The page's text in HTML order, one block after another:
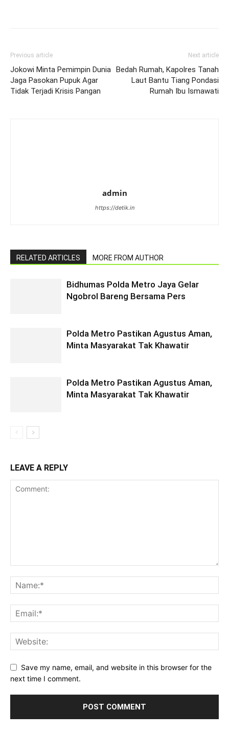
Previous article
Jokowi Minta Pemimpin Dunia
Jaga Pasokan Pupuk Agar
Tidak Terjadi Krisis Pangan
Next article
Bedah Rumah, Kapolres Tanah
Laut Bantu Tiang Pondasi
Rumah Ibu Ismawati
admin
https://detik.in
RELATED ARTICLES MORE FROM AUTHOR
Bidhumas Polda Metro Jaya Gelar
Ngobrol Bareng Bersama Pers
Polda Metro Pastikan Agustus Aman,
Minta Masyarakat Tak Khawatir
Polda Metro Pastikan Agustus Aman,
Minta Masyarakat Tak Khawatir
LEAVE A REPLY
Save my name, email, and website in this browser for the
next time I comment.